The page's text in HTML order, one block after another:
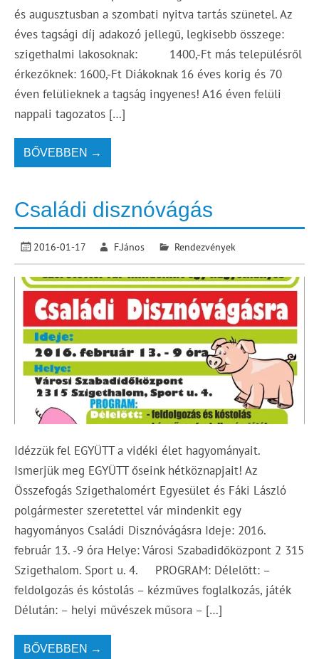
és augusztusban a szombati nyitva tartás szünetel. Az
éves tagsági díj adakozó jellegű, legkisebb összege:
szigethalmi lakosoknak: 1400,-Ft más településről
érkezőknek: 1600,-Ft Diákoknak 16 éves korig és 70
éven felülieknek a tagság ingyenes! A16 éven felüli
nappali tagozatos […]
BŐVEBBEN →
Családi disznóvágás
2016-01-17 F.János Rendezvények
Idézzük fel EGYÜTT a vidéki élet hagyományait.
Ismerjük meg EGYÜTT őseink hétköznapjait! Az
Összefogás Szigethalomért Egyesület és Fáki László
polgármester szeretettel vár mindenkit egy
hagyományos Családi Disznóvágásra Ideje: 2016.
február 13. -9 óra Helye: Városi Szabadidőközpont 2 315
Szigethalom. Sport u. 4. PROGRAM: Délelőtt: –
feldolgozás és kóstolás – kézműves foglalkozás, játék
Délután: – helyi művészek műsora – […]
BŐVEBBEN →